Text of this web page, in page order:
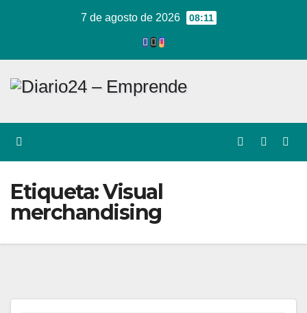
7 de agosto de 2026 08:11
Etiqueta:Visual
merchandising